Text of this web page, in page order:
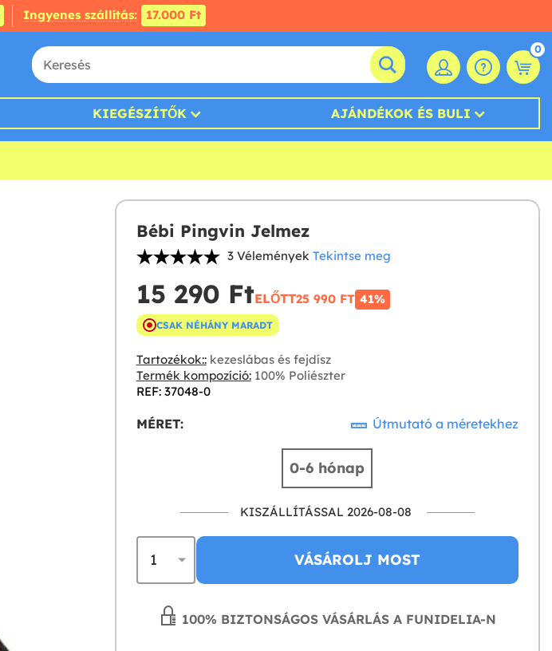
Ingyenes szállítás: 17.000 Ft
0
KIEGÉSZÍTŐK AJÁNDÉKOK ÉS BULI
Bébi Pingvin Jelmez
3 Vélemények Tekintse meg
15 290 Ft‎ELŐTT25 990 FT‎ 41%
CSAK NÉHÁNY MARADT
Tartozékok::kezeslábas és fejdísz
Termék kompozíció:100% Poliészter
REF: 37048-0
MÉRET: Útmutató a méretekhez
0-6 hónap
KISZÁLLÍTÁSSAL 2026-08-08
VÁSÁROLJ MOST
100% BIZTONSÁGOS VÁSÁRLÁS A FUNIDELIA-N